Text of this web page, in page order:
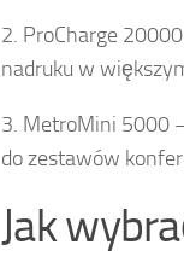
2. ProCharge
nadruku w
3. MetroMini 5000
do zestawów
Jak